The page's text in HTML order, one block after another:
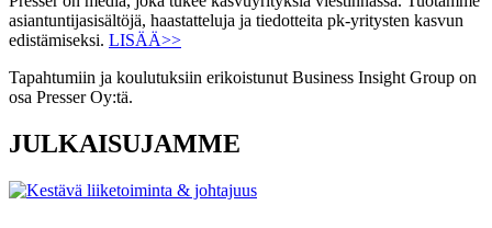
asiantuntijasisältöjä, haastatteluja ja tiedotteita pk-yritysten kasvun
edistämiseksi. LISÄÄ>>
Tapahtumiin ja koulutuksiin erikoistunut Business Insight Group on
osa Presser Oy:tä.
JULKAISUJAMME